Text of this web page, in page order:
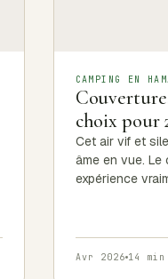
CAMPING EN
choix pour
Cet air vif et
âme en vue. Le
expérience
Avr 2026 14 min